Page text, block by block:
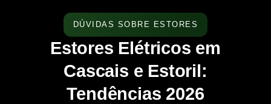
DÚVIDAS SOBRE ESTORES
Estores Elétricos em
Cascais e Estoril:
Tendências 2026